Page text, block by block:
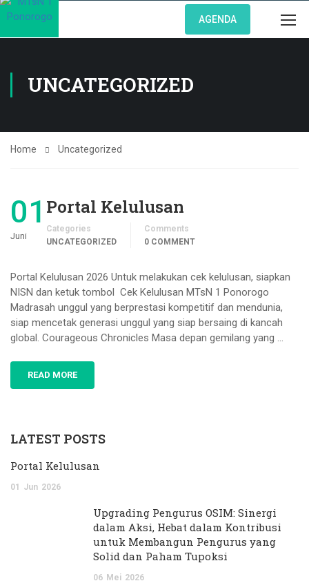
AGENDA
UNCATEGORIZED
Home Uncategorized
01
Juni
Portal Kelulusan
Categories
UNCATEGORIZED
Comments
0 COMMENT
Portal Kelulusan 2026 Untuk melakukan cek kelulusan, siapkan
NISN dan ketuk tombol Cek Kelulusan MTsN 1 Ponorogo
Madrasah unggul yang berprestasi kompetitif dan mendunia,
siap mencetak generasi unggul yang siap bersaing di kancah
global. Courageous Chronicles Masa depan gemilang yang …
READ MORE
LATEST POSTS
Portal Kelulusan
01 Jun 2026
Upgrading Pengurus OSIM: Sinergi
dalam Aksi, Hebat dalam Kontribusi
untuk Membangun Pengurus yang
Solid dan Paham Tupoksi
06 Mei 2026